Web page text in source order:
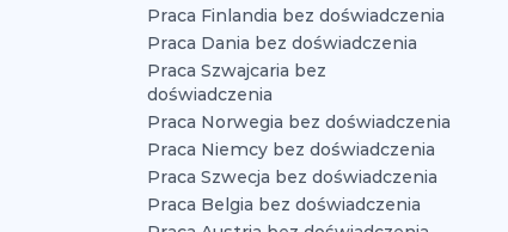
Praca Finlandia bez doświadczenia
Praca Dania bez doświadczenia
Praca Szwajcaria bez
doświadczenia
Praca Norwegia bez doświadczenia
Praca Niemcy bez doświadczenia
Praca Szwecja bez doświadczenia
Praca Belgia bez doświadczenia